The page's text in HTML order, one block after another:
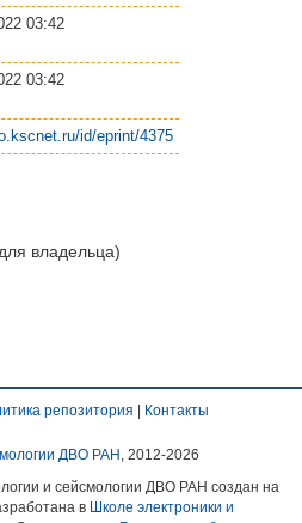
03:42
03:42
id/eprint/4375
владельца)
репозитория | Контакты
ДВО РАН , 2012-2026
и сейсмологии ДВО РАН создан на
в Школе электроники и